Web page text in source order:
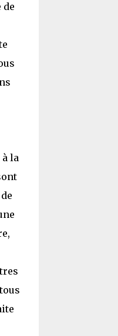
de
la